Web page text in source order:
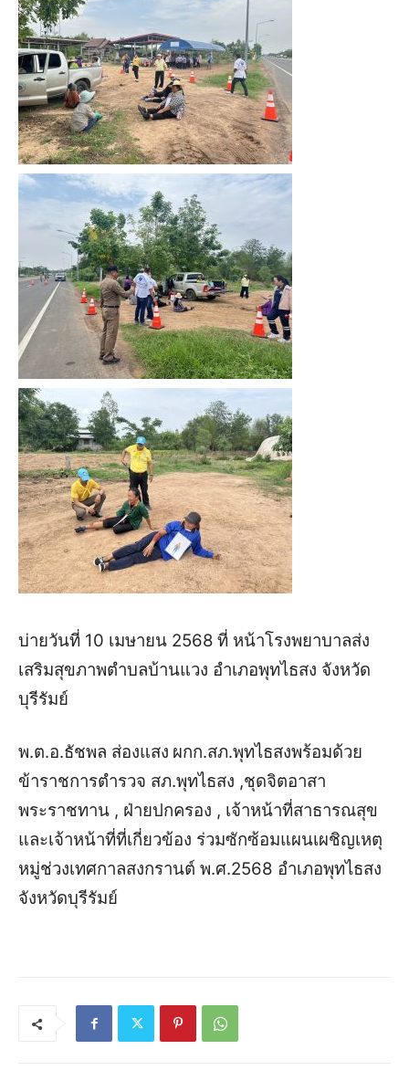
บ่ายวันที่ 10 เมษายน 2568 ที่ หน้าโรงพยาบาลส่ง
เสริมสุขภาพตำบลบ้านแวง อำเภอพุทไธสง จังหวัด
บุรีรัมย์
พ.ต.อ.ธัชพล ส่องแสง ผกก.สภ.พุทไธสงพร้อมด้วย
ข้าราชการตำรวจ สภ.พุทไธสง ,ชุดจิตอาสา
พระราชทาน , ฝ่ายปกครอง , เจ้าหน้าที่สาธารณสุข
และเจ้าหน้าที่ที่เกี่ยวข้อง ร่วมซักซ้อมแผนเผชิญเหตุ
หมู่ช่วงเทศกาลสงกรานต์ พ.ศ.2568 อำเภอพุทไธสง
จังหวัดบุรีรัมย์